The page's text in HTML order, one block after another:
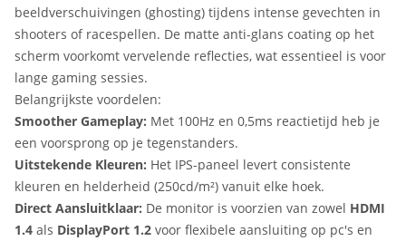
beeldverschuivingen (ghosting) tijdens intense gevechten in
shooters of racespellen. De matte anti-glans coating op het
scherm voorkomt vervelende reflecties, wat essentieel is voor
lange gaming sessies.
Belangrijkste voordelen:
Smoother Gameplay: Met 100Hz en 0,5ms reactietijd heb je
een voorsprong op je tegenstanders.
Uitstekende Kleuren: Het IPS-paneel levert consistente
kleuren en helderheid (250cd/m²) vanuit elke hoek.
Direct Aansluitklaar: De monitor is voorzien van zowel HDMI
1.4 als DisplayPort 1.2 voor flexibele aansluiting op pc's en